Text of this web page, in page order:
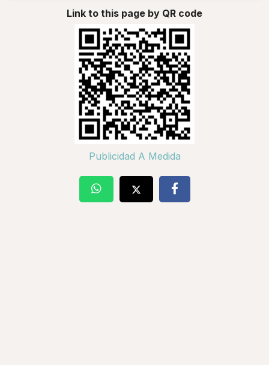
Link to this page by QR code
Publicidad A Medida